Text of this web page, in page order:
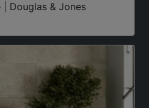
| Douglas & Jones